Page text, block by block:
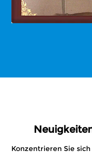
Konzentrieren Sie